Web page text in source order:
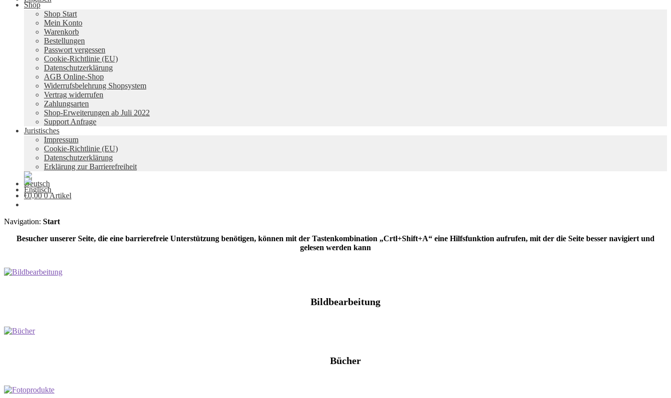
Shop
Shop Start
Mein Konto
Warenkorb
Bestellungen
Passwort vergessen
Cookie-Richtlinie (EU)
Datenschutzerklärung
AGB Online-Shop
Widerrufsbelehrung Shopsystem
Vertrag widerrufen
Zahlungsarten
Shop-Erweiterungen ab Juli 2022
Support Anfrage
Juristisches
Impressum
Cookie-Richtlinie (EU)
Datenschutzerklärung
Erklärung zur Barrierefreiheit
€0,00 0 Artikel
Navigation: Start
Besucher unserer Seite, die eine barrierefreie Unterstützung benötigen, können mit der Tastenkombination „Crtl+Shift+A“ eine Hilfsfunktion aufrufen, mit der die Seite besser navigiert und
gelesen werden kann
Bildbearbeitung
Bücher